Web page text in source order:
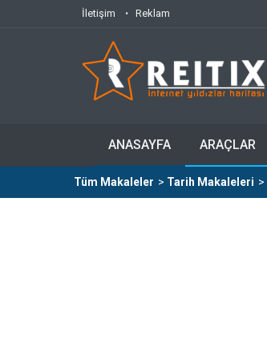
İletişim Reklam
ANASAYFA ARAÇLAR
Tüm Makaleler > Tarih Makaleleri >